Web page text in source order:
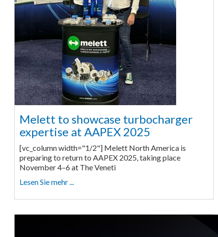
Melett to showcase turbocharger
expertise at AAPEX 2025
[vc_column width="1/2"] Melett North America is
preparing to return to AAPEX 2025, taking place
November 4–6 at The Veneti
Lesen Sie mehr ...